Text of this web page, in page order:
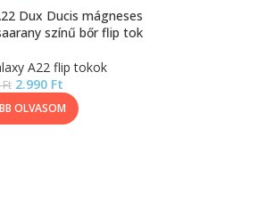
Dux Ducis mágneses
színű bőr flip tok
A22 flip tokok
Ft 2.990 Ft
OLVASOM